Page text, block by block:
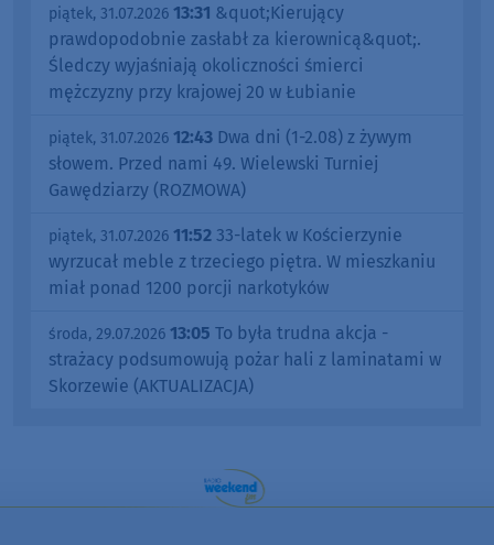
piątek, 31.07.2026 13:31 &quot;Kierujący
prawdopodobnie zasłabł za kierownicą&quot;.
Śledczy wyjaśniają okoliczności śmierci
mężczyzny przy krajowej 20 w Łubianie
piątek, 31.07.2026 12:43 Dwa dni (1-2.08) z żywym
słowem. Przed nami 49. Wielewski Turniej
Gawędziarzy (ROZMOWA)
piątek, 31.07.2026 11:52 33-latek w Kościerzynie
wyrzucał meble z trzeciego piętra. W mieszkaniu
miał ponad 1200 porcji narkotyków
środa, 29.07.2026 13:05 To była trudna akcja -
strażacy podsumowują pożar hali z laminatami w
Skorzewie (AKTUALIZACJA)